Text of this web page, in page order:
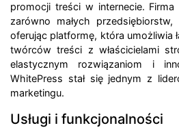
promocji treści w internecie. Firma
zarówno małych
oferując platformę, która umożliwia
twórców treści z właścicielami
elastycznym rozwiązaniom i
WhitePress stał się jednym z
marketingu.
Usługi i funkcjonalności